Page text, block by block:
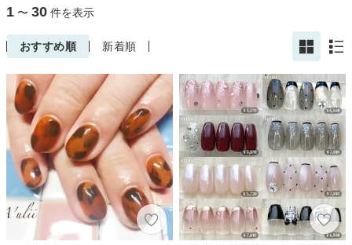
1 〜 30 件を表示
おすすめ順 新着順